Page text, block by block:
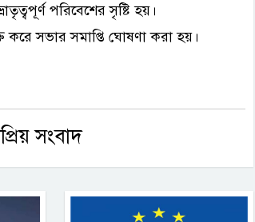
পরিবেশের সৃষ্টি হয়।
করে সভার সমাপ্তি ঘোষণা করা হয়।
সংবাদ